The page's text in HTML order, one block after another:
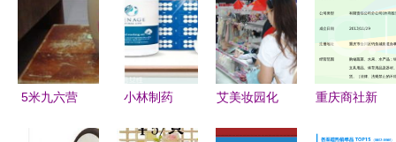
5米九六营
小林制药
艾美妆园化
重庆商社新